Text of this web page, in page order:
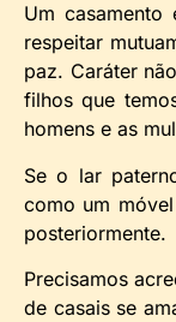
Um
respeitar
paz. Caráter
filhos que
homens e as
Se o lar
como um
posteriormente.
Precisamos
de casais se